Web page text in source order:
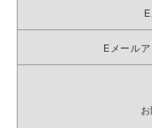
Eメールア